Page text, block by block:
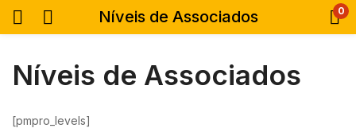
Níveis de Associados 0
Níveis de Associados
[pmpro_levels]